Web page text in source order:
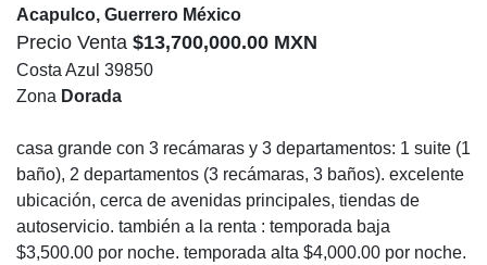
Acapulco, Guerrero México
Precio Venta $13,700,000.00 MXN
Costa Azul 39850
Zona Dorada
casa grande con 3 recámaras y 3 departamentos: 1 suite (1
baño), 2 departamentos (3 recámaras, 3 baños). excelente
ubicación, cerca de avenidas principales, tiendas de
autoservicio. también a la renta : temporada baja
$3,500.00 por noche. temporada alta $4,000.00 por noche.